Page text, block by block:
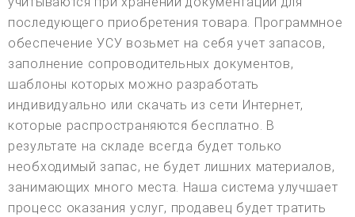
последующего приобретения товара. Программное
обеспечение УСУ возьмет на себя учет запасов,
заполнение сопроводительных документов,
шаблоны которых можно разработать
индивидуально или скачать из сети Интернет,
которые распространяются бесплатно. В
результате на складе всегда будет только
необходимый запас, не будет лишних материалов,
занимающих много места. Наша система улучшает
процесс оказания услуг, продавец будет тратить